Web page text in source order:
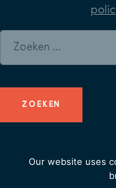
© Herculean
Our website uses